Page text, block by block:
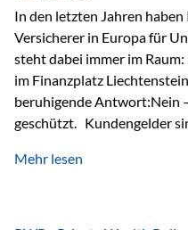
In den letzten Jahren
Versicherer in Europa für
steht dabei immer im
im Finanzplatz
beruhigende Antwort:Nein
geschützt. Kundengelder
sogenannte Sondermasse.
Mehr lesen